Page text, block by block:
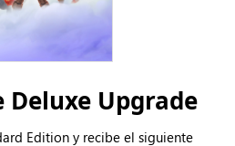
Deluxe Upgrade
Edition y recibe el siguiente